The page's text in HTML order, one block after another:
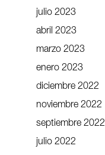
julio 2023
abril 2023
marzo 2023
enero 2023
diciembre 2022
noviembre 2022
septiembre 2022
julio 2022